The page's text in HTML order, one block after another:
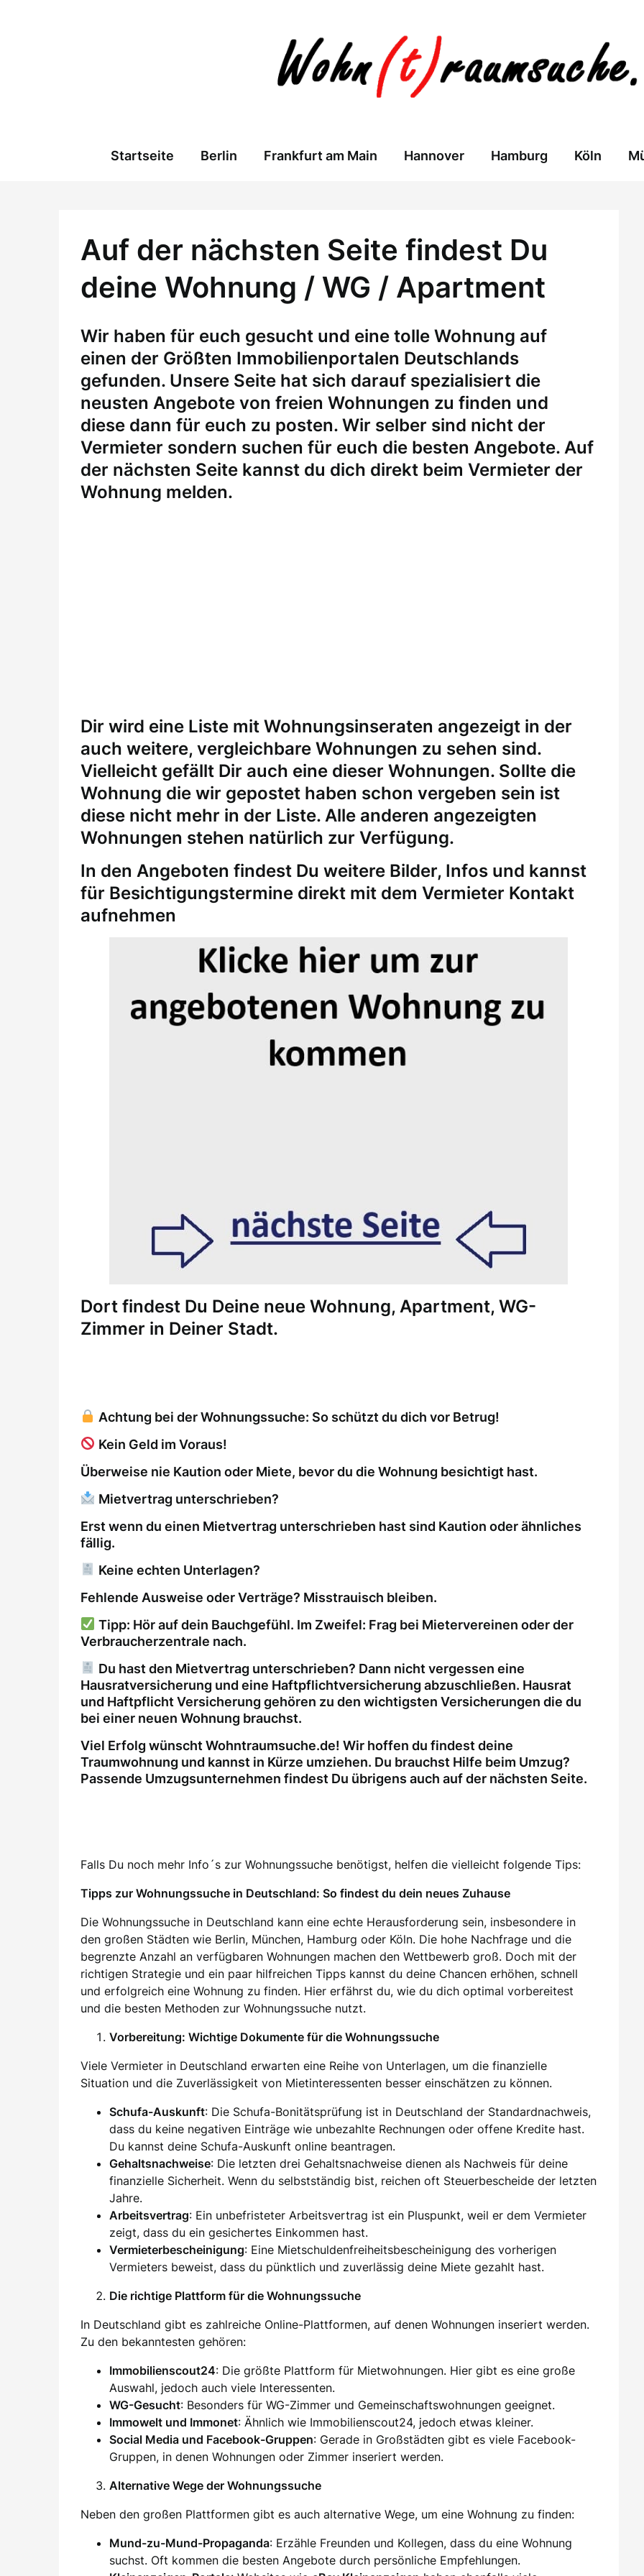
Startseite Berlin Frankfurt am Main Hannover Hamburg Köln
Auf der nächsten Seite findest Du
deine Wohnung / WG / Apartment
Wir haben für euch gesucht und eine tolle Wohnung auf
einen der Größten Immobilienportalen Deutschlands
gefunden. Unsere Seite hat sich darauf spezialisiert die
neusten Angebote von freien Wohnungen zu finden und
diese dann für euch zu posten. Wir selber sind nicht der
Vermieter sondern suchen für euch die besten Angebote. Auf
der nächsten Seite kannst du dich direkt beim Vermieter der
Wohnung melden.
Dir wird eine Liste mit Wohnungsinseraten angezeigt in der
auch weitere, vergleichbare Wohnungen zu sehen sind.
Vielleicht gefällt Dir auch eine dieser Wohnungen. Sollte die
Wohnung die wir gepostet haben schon vergeben sein ist
diese nicht mehr in der Liste. Alle anderen angezeigten
Wohnungen stehen natürlich zur Verfügung.
In den Angeboten findest Du weitere Bilder, Infos und kannst
für Besichtigungstermine direkt mit dem Vermieter Kontakt
aufnehmen
Dort findest Du Deine neue Wohnung, Apartment, WG-
Zimmer in Deiner Stadt.
Achtung bei der Wohnungssuche: So schützt du dich vor Betrug!
Kein Geld im Voraus!
Überweise nie Kaution oder Miete, bevor du die Wohnung besichtigt hast.
Mietvertrag unterschrieben?
Erst wenn du einen Mietvertrag unterschrieben hast sind Kaution oder ähnliches
fällig.
Keine echten Unterlagen?
Fehlende Ausweise oder Verträge? Misstrauisch bleiben.
Tipp: Hör auf dein Bauchgefühl. Im Zweifel: Frag bei Mietervereinen oder der
Verbraucherzentrale nach.
Du hast den Mietvertrag unterschrieben? Dann nicht vergessen eine
Hausratversicherung und eine Haftpflichtversicherung abzuschließen. Hausrat
und Haftpflicht Versicherung gehören zu den wichtigsten Versicherungen die du
bei einer neuen Wohnung brauchst.
Viel Erfolg wünscht Wohntraumsuche.de! Wir hoffen du findest deine
Traumwohnung und kannst in Kürze umziehen. Du brauchst Hilfe beim Umzug?
Passende Umzugsunternehmen findest Du übrigens auch auf der nächsten Seite.
Falls Du noch mehr Info´s zur Wohnungssuche benötigst, helfen die vielleicht folgende Tips:
Tipps zur Wohnungssuche in Deutschland: So findest du dein neues Zuhause
Die Wohnungssuche in Deutschland kann eine echte Herausforderung sein, insbesondere in
den großen Städten wie Berlin, München, Hamburg oder Köln. Die hohe Nachfrage und die
begrenzte Anzahl an verfügbaren Wohnungen machen den Wettbewerb groß. Doch mit der
richtigen Strategie und ein paar hilfreichen Tipps kannst du deine Chancen erhöhen, schnell
und erfolgreich eine Wohnung zu finden. Hier erfährst du, wie du dich optimal vorbereitest
und die besten Methoden zur Wohnungssuche nutzt.
Vorbereitung: Wichtige Dokumente für die Wohnungssuche
Viele Vermieter in Deutschland erwarten eine Reihe von Unterlagen, um die finanzielle
Situation und die Zuverlässigkeit von Mietinteressenten besser einschätzen zu können.
Schufa-Auskunft: Die Schufa-Bonitätsprüfung ist in Deutschland der Standardnachweis,
dass du keine negativen Einträge wie unbezahlte Rechnungen oder offene Kredite hast.
Du kannst deine Schufa-Auskunft online beantragen.
Gehaltsnachweise: Die letzten drei Gehaltsnachweise dienen als Nachweis für deine
finanzielle Sicherheit. Wenn du selbstständig bist, reichen oft Steuerbescheide der letzten
Jahre.
Arbeitsvertrag: Ein unbefristeter Arbeitsvertrag ist ein Pluspunkt, weil er dem Vermieter
zeigt, dass du ein gesichertes Einkommen hast.
Vermieterbescheinigung: Eine Mietschuldenfreiheitsbescheinigung des vorherigen
Vermieters beweist, dass du pünktlich und zuverlässig deine Miete gezahlt hast.
Die richtige Plattform für die Wohnungssuche
In Deutschland gibt es zahlreiche Online-Plattformen, auf denen Wohnungen inseriert werden.
Zu den bekanntesten gehören:
Immobilienscout24: Die größte Plattform für Mietwohnungen. Hier gibt es eine große
Auswahl, jedoch auch viele Interessenten.
WG-Gesucht: Besonders für WG-Zimmer und Gemeinschaftswohnungen geeignet.
Immowelt und Immonet: Ähnlich wie Immobilienscout24, jedoch etwas kleiner.
Social Media und Facebook-Gruppen: Gerade in Großstädten gibt es viele Facebook-
Gruppen, in denen Wohnungen oder Zimmer inseriert werden.
Alternative Wege der Wohnungssuche
Neben den großen Plattformen gibt es auch alternative Wege, um eine Wohnung zu finden:
Mund-zu-Mund-Propaganda: Erzähle Freunden und Kollegen, dass du eine Wohnung
suchst. Oft kommen die besten Angebote durch persönliche Empfehlungen.